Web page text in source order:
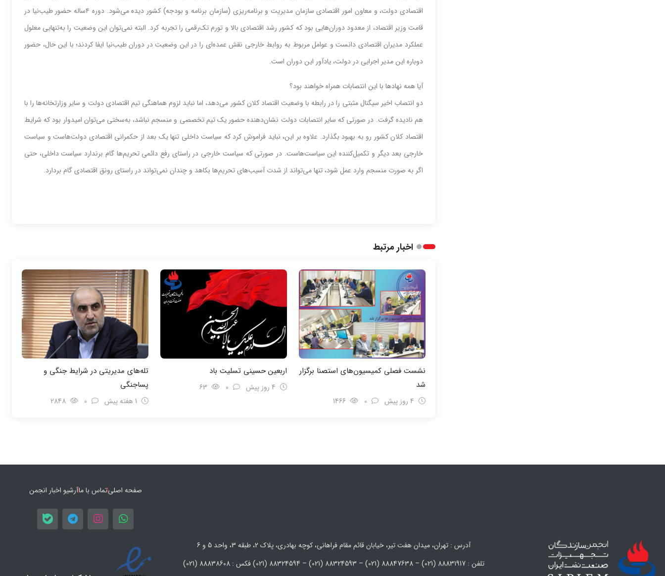
اقتصادی دولت، و معاون امور اقتصادی سازمان مدیریت و برنامه‌ریزی (سازمان برنامه و بودجه) کشور دیده می‌شود. دوره ۴ساله حضور طیب‌نیا در
قامت وزیر اقتصاد، از معدود دوران‌هایی بود که کشور رشد اقتصادی بالا و تورم تک‌رقمی را تجربه کرد. البته نمی‌توان این وضعیت را به‌تنهایی معلول
عملکرد مدیران اقتصادی دانست و عوامل مربوط به روابط خارجی نقش عمده‌ای را در این وضعیت در دوران طیب‌نیا ایفا کردند؛ با این حال، حضور
دوباره این مدیر اجرایی در دولت، یادآور این دوران است.
آیا همه نهادها با این انتصابات همراه خواهند بود؟
دو انتصاب اخیر سیگنال مثبتی را در رابطه با وضعیت اقتصاد کلان کشور می‌دهد، اما نباید لزوم هماهنگی تیم اقتصادی دولت و سایر وزارتخانه‌ها را با
هم نادیده گرفت. در صورتی که سایر انتصابات دولت نشان‌دهنده حضور یک تیم تخصصی و منسجم نباشد، به‌سختی می‌توان امیدوار بود که شرایط
اقتصاد کلان کشور رو به بهبود بگذارد. علاوه بر این، نباید فراموش کرد که سیاست داخلی تنها یک بعد از حکمرانی اقتصادی دولت‌هاست و سیاست
خارجی بعد دیگر و تکمیل‌کننده این سیاست‌هاست. در صورتی که سیاست خارجی در راستای رفع دائمی تحریم‌ها گام بر‌ندارد سیاست داخلی، حتی
اگر به صورت منسجم وارد عمل شود، تنها می‌تواند از شدت آسیب‌های تحریم‌ها بکاهد و چندان نمی‌تواند در راستای رونق اقتصادی گام بردارد.
اخبار مرتبط
نشست فصلی کمیسیون‌های استصنا برگزار
شد
اربعین حسینی تسلیت باد
تله‌های مدیریتی در شرایط جنگی و
پسا‌جنگی
آدرس : تهران، میدان هفت تیر، خیابان قائم مقام فراهانی، کوچه بهادری، پلاک 2، طبقه 3، واحد 5 و 6
تلفن : 88831917 (021) – 88847638 (021) – 88324593 (021) – 88324594 (021) فکس : 88838608 (021)
صفحه اصلیتماس با ماآرشیو اخبار انجمن